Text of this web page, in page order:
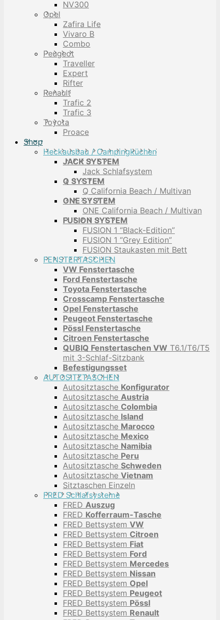
NV300
Opel
Zafira Life
Vivaro B
Combo
Peugeot
Traveller
Expert
Rifter
Renault
Trafic 2
Trafic 3
Toyota
Proace
Shop
Heckausbau / Campingküchen
JACK SYSTEM
Jack Schlafsystem
Q SYSTEM
Q California Beach / Multivan
ONE SYSTEM
ONE California Beach / Multivan
FUSION SYSTEM
FUSION 1 “Black-Edition”
FUSION 1 “Grey Edition”
FUSION Staukasten mit Bett
FENSTERTASCHEN
VW Fenstertasche
Ford Fenstertasche
Toyota Fenstertasche
Crosscamp Fenstertasche
Opel Fenstertasche
Peugeot Fenstertasche
Pössl Fenstertasche
Citroen Fenstertasche
QUBIQ Fenstertaschen VW T6.1/T6/T5
mit 3-Schlaf-Sitzbank
Befestigungsset
AUTOSITZTASCHEN
Autositztasche Konfigurator
Autositztasche Austria
Autositztasche Colombia
Autositztasche Island
Autositztasche Marocco
Autositztasche Mexico
Autositztasche Namibia
Autositztasche Peru
Autositztasche Schweden
Autositztasche Vietnam
Sitztaschen Einzeln
FRED Schlafsysteme
FRED Auszug
FRED Kofferraum-Tasche
FRED Bettsystem VW
FRED Bettsystem Citroen
FRED Bettsystem Fiat
FRED Bettsystem Ford
FRED Bettsystem Mercedes
FRED Bettsystem Nissan
FRED Bettsystem Opel
FRED Bettsystem Peugeot
FRED Bettsystem Pössl
FRED Bettsystem Renault